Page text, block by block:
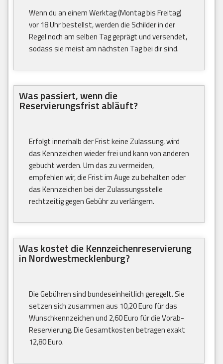
Wenn du an einem Werktag (Montag bis Freitag)
vor 18 Uhr bestellst, werden die Schilder in der
Regel noch am selben Tag geprägt und versendet,
sodass sie meist am nächsten Tag bei dir sind.
Was passiert, wenn die
Reservierungsfrist abläuft?
Erfolgt innerhalb der Frist keine Zulassung, wird
das Kennzeichen wieder frei und kann von anderen
gebucht werden. Um das zu vermeiden,
empfehlen wir, die Frist im Auge zu behalten oder
das Kennzeichen bei der Zulassungsstelle
rechtzeitig gegen Gebühr zu verlängern.
Was kostet die Kennzeichenreservierung
in Nordwestmecklenburg?
Die Gebühren sind bundeseinheitlich geregelt. Sie
setzen sich zusammen aus 10,20 Euro für das
Wunschkennzeichen und 2,60 Euro für die Vorab-
Reservierung. Die Gesamtkosten betragen exakt
12,80 Euro.